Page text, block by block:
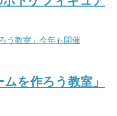
を作ろう教室」